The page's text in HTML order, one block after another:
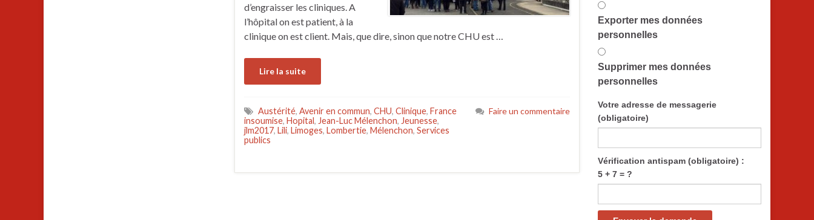
d’engraisser les cliniques. A
l’hôpital on est patient, à la
clinique on est client. Mais, que dire, sinon que notre CHU est …
Lire la suite
Austérité, Avenir en commun, CHU, Clinique, France
insoumise, Hopital, Jean-Luc Mélenchon, Jeunesse,
jlm2017, Lili, Limoges, Lombertie, Mélenchon, Services
publics
Faire un commentaire
Exporter mes données
personnelles
Supprimer mes données
personnelles
Votre adresse de messagerie
(obligatoire)
Vérification antispam (obligatoire) :
5 + 7 = ?